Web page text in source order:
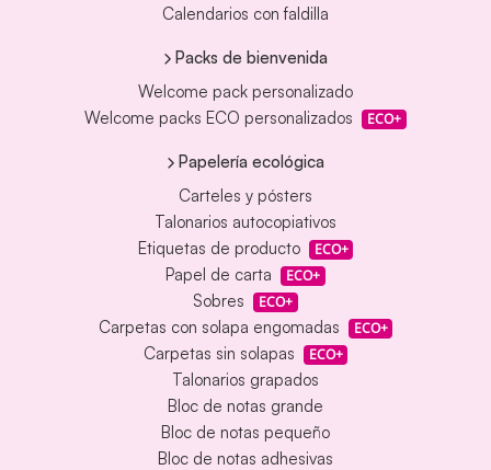
Calendarios con faldilla
Packs de bienvenida
Welcome pack personalizado
Welcome packs ECO personalizados
ECO+
Papelería ecológica
Carteles y pósters
Talonarios autocopiativos
Etiquetas de producto
ECO+
Papel de carta ECO+
Sobres ECO+
Carpetas con solapa engomadas ECO+
Carpetas sin solapas ECO+
Talonarios grapados
Bloc de notas grande
Bloc de notas pequeño
Bloc de notas adhesivas